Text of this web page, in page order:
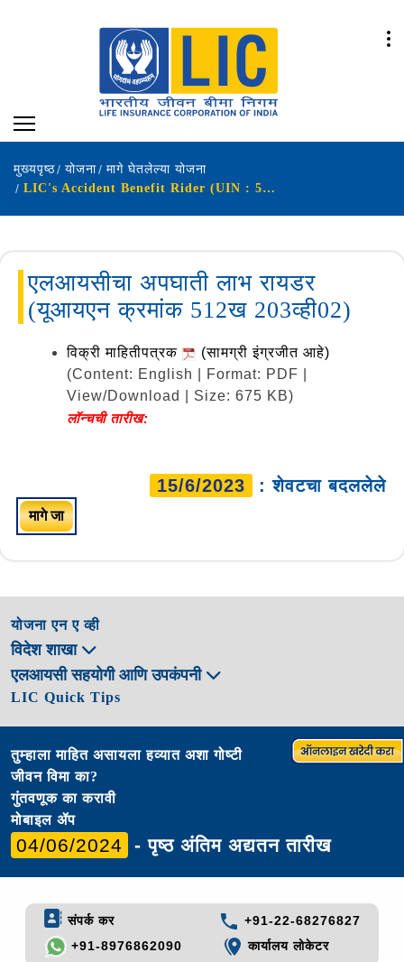
मुख्यपृष्ठ योजना
मागे घेतलेल्या योजना
LIC's Accident Benefit Rider (UIN : 512B203V02)
एलआयसीचा अपघाती लाभ रायडर
(यूआयएन क्रमांक 512ख 203व्ही02)
विक्री माहितीपत्रक
(सामग्री इंग्रजीत आहे)
(Content: English | Format: PDF |
View/Download | Size: 675 KB)
लॉन्चची तारीख:
15/6/2023 : शेवटचा बदललेले
मागे जा
योजना एन ए व्ही
विदेश शाखा
एलआयसी सहयोगी आणि उपकंपनी
LIC Quick Tips
तुम्हाला माहित असायला हव्यात अशा गोष्टी
जीवन विमा का?
गुंतवणूक का करावी
मोबाइल ॲप
04/06/2024 - पृष्ठ अंतिम अद्यतन तारीख
संपर्क कर
+91-22-68276827
+91-8976862090
कार्यालय लोकेटर